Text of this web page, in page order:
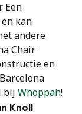
Een
kan
andere
Chair
en
bij Whoppah!
Knoll